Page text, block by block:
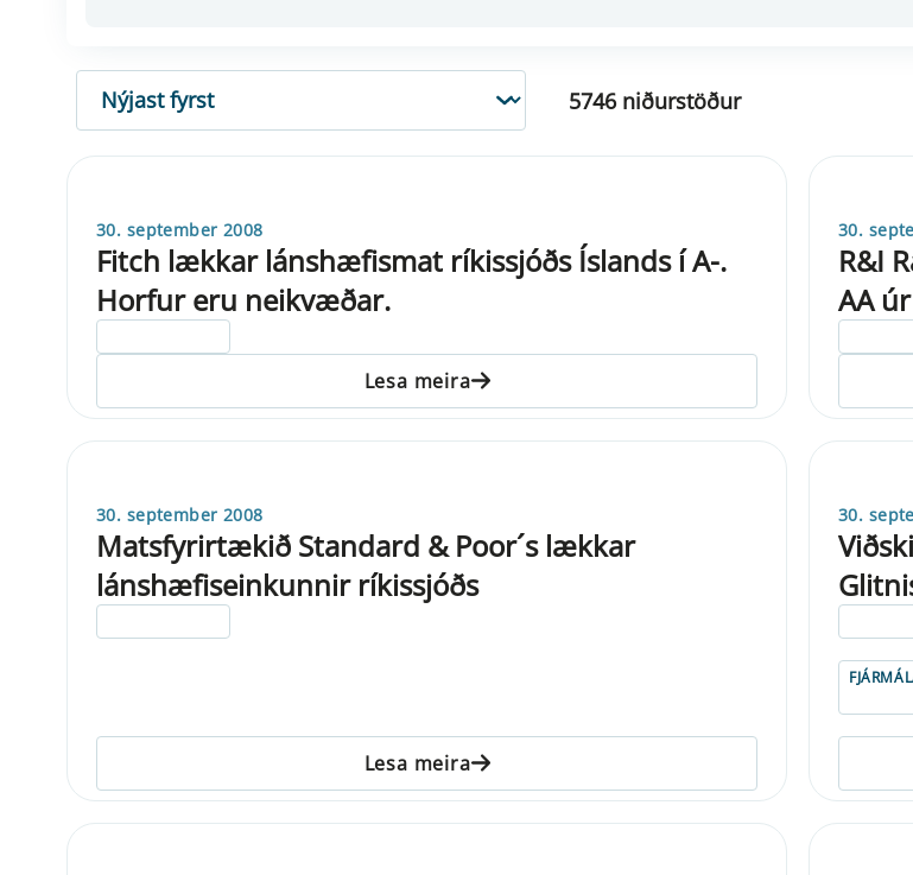
RÖÐUN
5746 niðurstöður
30. september 2008
Fitch lækkar lánshæfismat ríkissjóðs Íslands í A-.
Horfur eru neikvæðar.
Lesa meira
30.
R&I
AA
30. september 2008
Matsfyrirtækið Standard & Poor´s lækkar
lánshæfiseinkunnir ríkissjóðs
Lesa meira
30.